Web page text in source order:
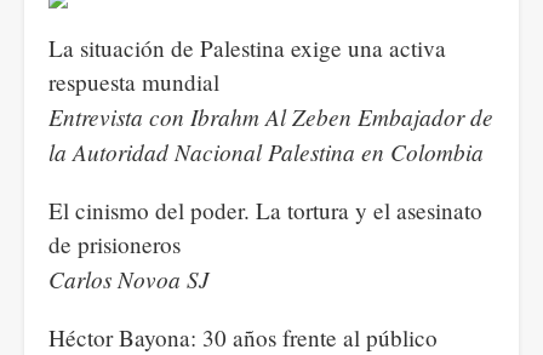
La situación de Palestina exige una activa
respuesta mundial
Entrevista con Ibrahm Al Zeben Embajador de
la Autoridad Nacional Palestina en Colombia
El cinismo del poder. La tortura y el asesinato
de prisioneros
Carlos Novoa SJ
Héctor Bayona: 30 años frente al público